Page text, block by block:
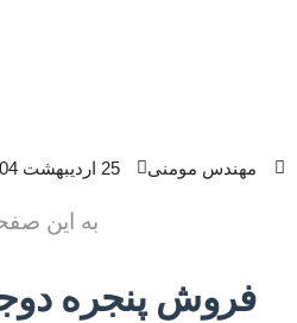
مهندس مومنی 25 اردیبهشت 1404
به این
فروش پنجره